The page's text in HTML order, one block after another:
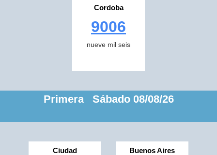
Cordoba
9006
nueve mil seis
Primera Sábado 08/08/26
Ciudad Buenos Aires